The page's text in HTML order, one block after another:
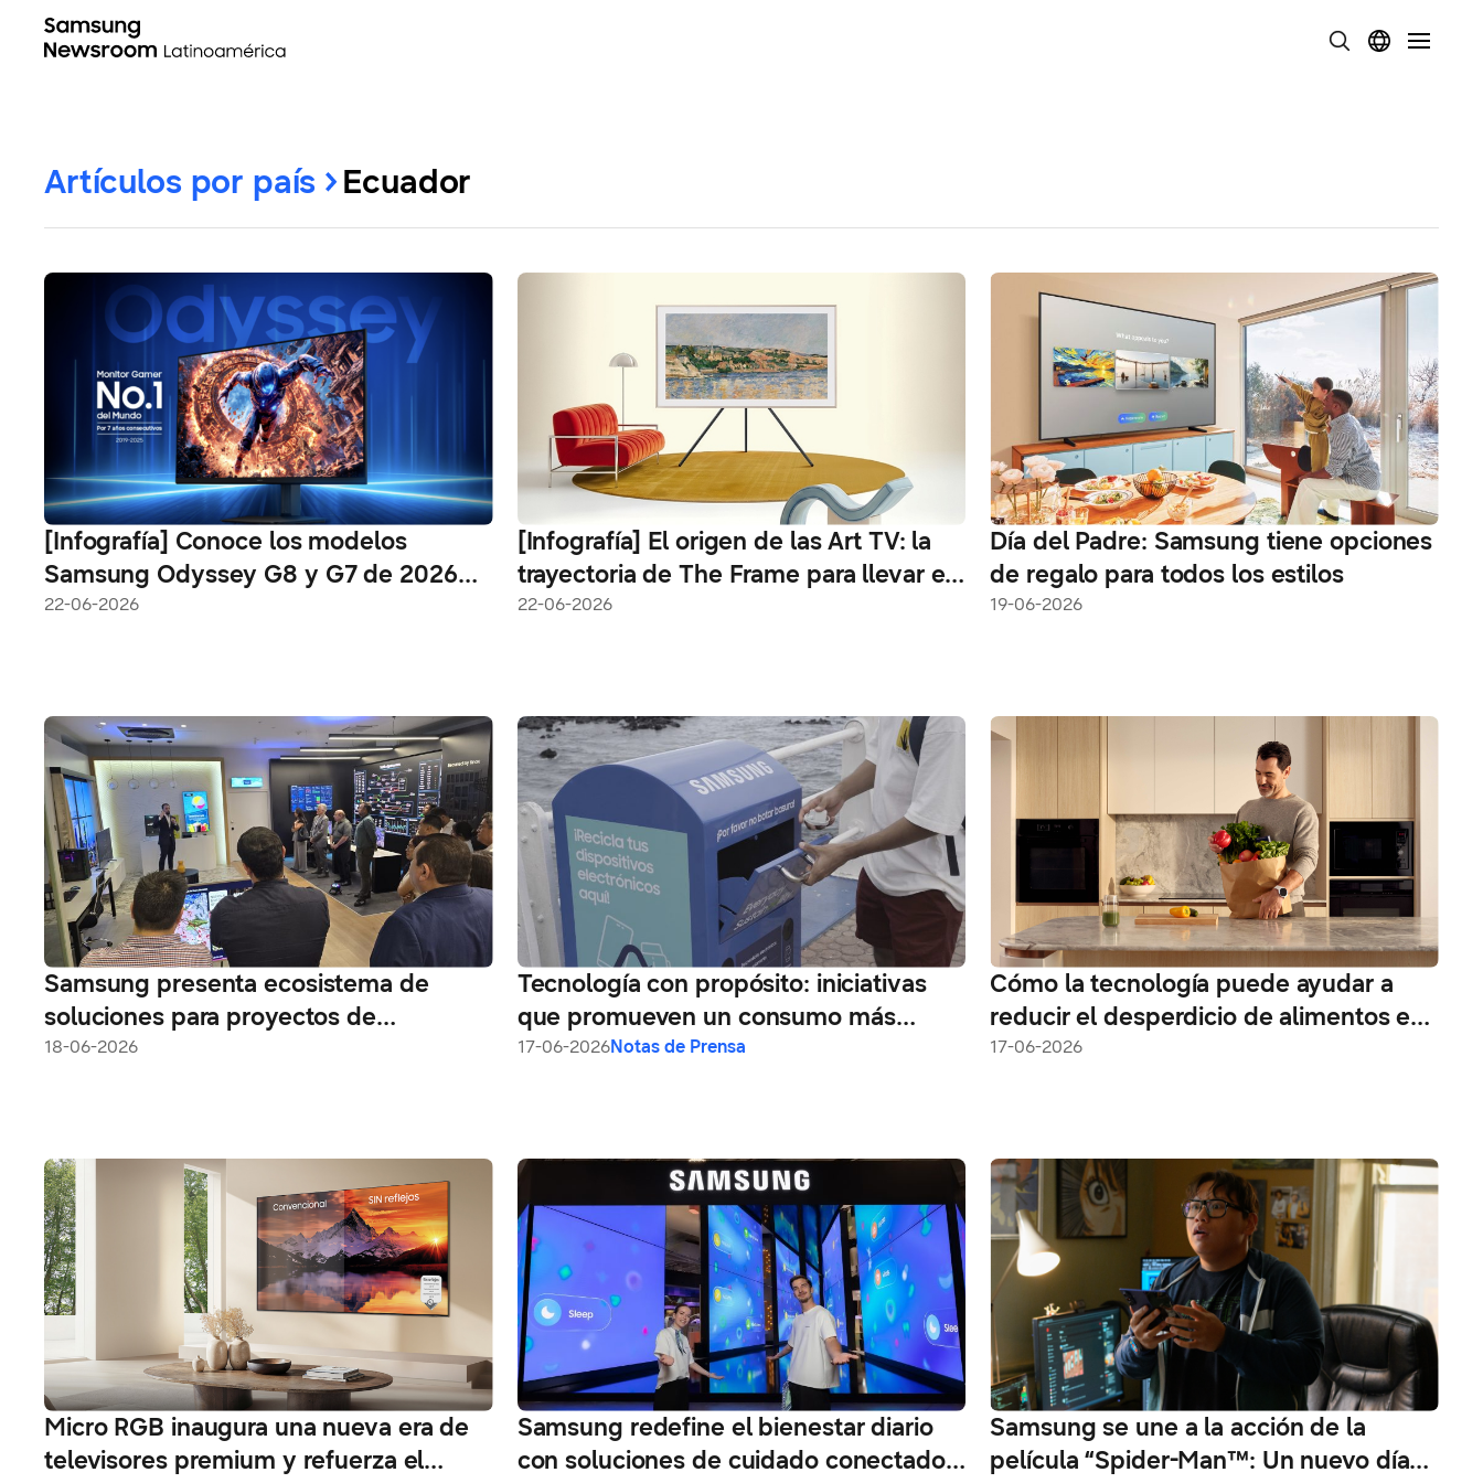
Artículos por país Ecuador
[Infografía] Conoce los modelos
Samsung Odyssey G8 y G7 de 2026
de un vistazo: desde la primera
22-06-2026
[Infografía] El origen de las Art TV: la
trayectoria de The Frame para llevar el
arte a la vida cotidiana
22-06-2026
Día del Padre: Samsung tiene opciones
de regalo para todos los estilos
19-06-2026
Samsung presenta ecosistema de
soluciones para proyectos de
construcción en Panamá
18-06-2026
Tecnología con propósito: iniciativas
que promueven un consumo más
responsable
17-06-2026Notas de Prensa
Cómo la tecnología puede ayudar a
reducir el desperdicio de alimentos en
casa
17-06-2026
Micro RGB inaugura una nueva era de
televisores premium y refuerza el
Samsung redefine el bienestar diario
con soluciones de cuidado conectado
Samsung se une a la acción de la
película “Spider-Man™: Un nuevo día”